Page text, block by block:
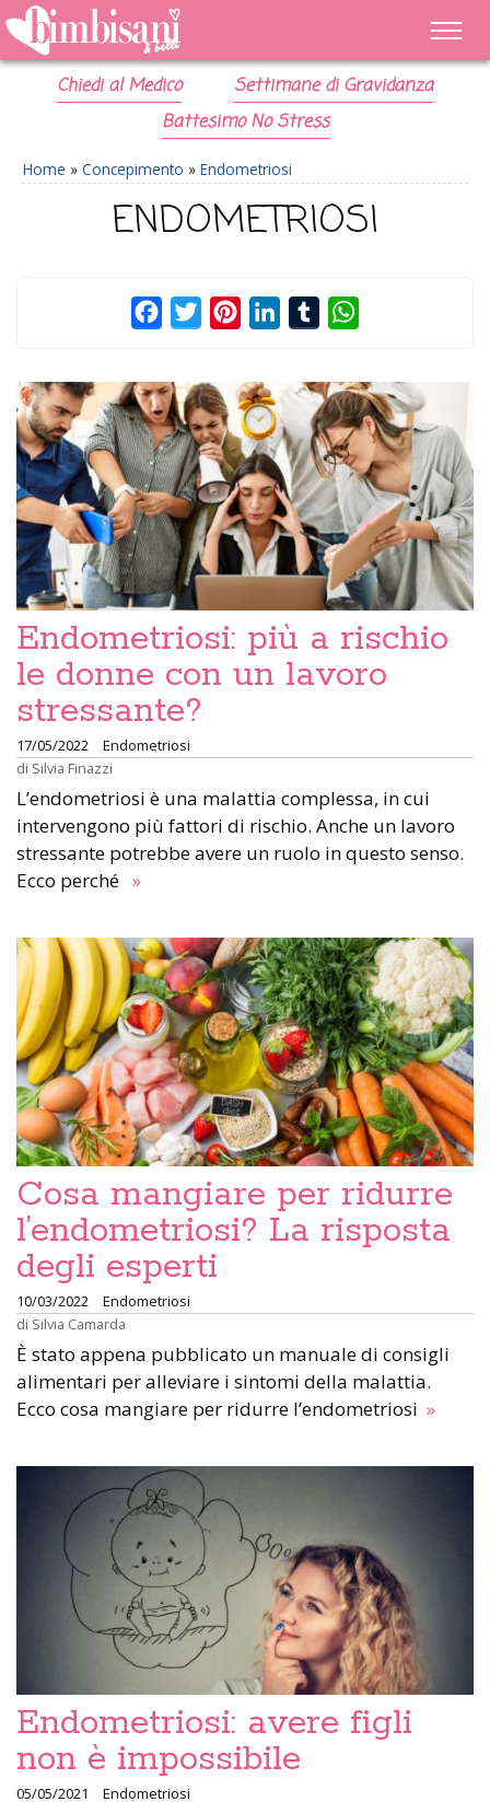
Chiedi al Medico
Settimane di Gravidanza
Battesimo No Stress
Home » Concepimento » Endometriosi
ENDOMETRIOSI
FacebookTwitterPinterestLinkedInTumblr
Endometriosi: più a rischio
le donne con un lavoro
stressante?
17/05/2022
Endometriosi
di Silvia Finazzi
L’endometriosi è una malattia complessa, in cui
intervengono più fattori di rischio. Anche un lavoro
stressante potrebbe avere un ruolo in questo senso.
Ecco perché »
Cosa mangiare per ridurre
l’endometriosi? La risposta
degli esperti
10/03/2022
Endometriosi
di Silvia Camarda
È stato appena pubblicato un manuale di consigli
alimentari per alleviare i sintomi della malattia.
Ecco cosa mangiare per ridurre l’endometriosi »
Endometriosi: avere figli
non è impossibile
05/05/2021
Endometriosi